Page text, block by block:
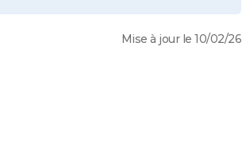
Mise à jour le 10/02/26